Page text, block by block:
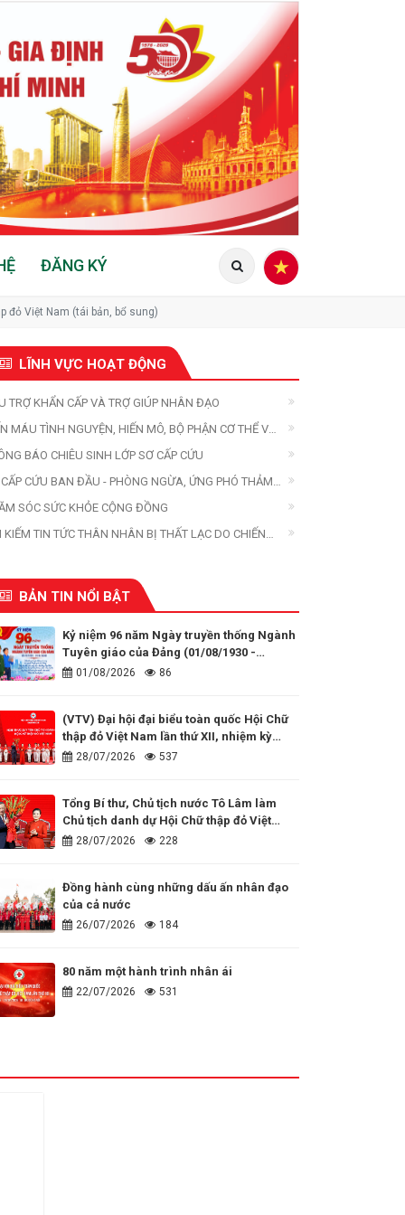
ĐĂNG KÝ
đỏ Việt Nam (tái bản, bổ sung)
LĨNH VỰC HOẠT ĐỘNG
TRỢ KHẨN CẤP VÀ TRỢ GIÚP NHÂN ĐẠO
MÁU TÌNH NGUYỆN, HIẾN MÔ, BỘ PHẬN CƠ THỂ VÀ
XÁC
BÁO CHIÊU SINH LỚP SƠ CẤP CỨU
CỨU BAN ĐẦU - PHÒNG NGỪA, ỨNG PHÓ THẢM
SÓC SỨC KHỎE CỘNG ĐỒNG
KIẾM TIN TỨC THÂN NHÂN BỊ THẤT LẠC DO CHIẾN
BẢN TIN NỔI BẬT
Kỷ niệm 96 năm Ngày truyền thống Ngành
Tuyên giáo của Đảng (01/08/1930 -
01/08/2026)
01/08/2026 86
(VTV) Đại hội đại biểu toàn quốc Hội Chữ
thập đỏ Việt Nam lần thứ XII, nhiệm kỳ
2026 - 2031
28/07/2026 537
Tổng Bí thư, Chủ tịch nước Tô Lâm làm
Chủ tịch danh dự Hội Chữ thập đỏ Việt
Nam28/07/2026 228
Đồng hành cùng những dấu ấn nhân đạo
của cả nước
26/07/2026 184
80 năm một hành trình nhân ái
22/07/2026 531